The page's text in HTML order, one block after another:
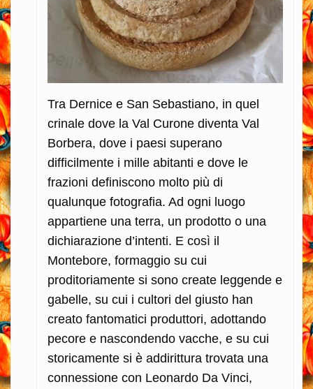
Tra Dernice e San Sebastiano, in quel
crinale dove la Val Curone diventa Val
Borbera, dove i paesi superano
difficilmente i mille abitanti e dove le
frazioni definiscono molto più di
qualunque fotografia. Ad ogni luogo
appartiene una terra, un prodotto o una
dichiarazione d’intenti. E così il
Montebore, formaggio su cui
proditoriamente si sono create leggende e
gabelle, su cui i cultori del giusto han
creato fantomatici produttori, adottando
pecore e nascondendo vacche, e su cui
storicamente si è addirittura trovata una
connessione con Leonardo Da Vinci,